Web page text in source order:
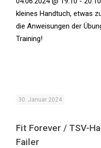
kleines Handtuch, etwas
die Anweisungen der
Training!
30. Januar 2024
Fit Forever / TSV-
Failer